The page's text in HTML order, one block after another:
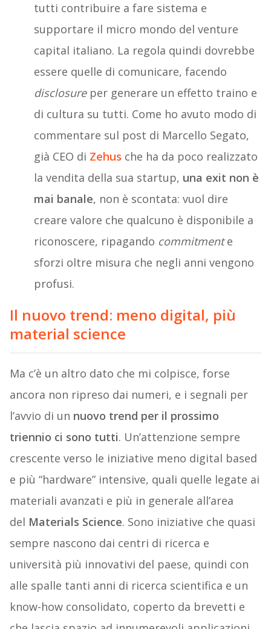
tutti contribuire a fare sistema e
supportare il micro mondo del venture
capital italiano. La regola quindi dovrebbe
essere quelle di comunicare, facendo
disclosureper generare un effetto traino e
di cultura su tutti. Come ho avuto modo di
commentare sul post di Marcello Segato,
già CEO di Zehus che ha da poco realizzato
la vendita della sua startup, una exit non è
mai banale, non è scontata: vuol dire
creare valore che qualcuno è disponibile a
riconoscere, ripagando commitmente
sforzi oltre misura che negli anni vengono
profusi.
Il nuovo trend: meno digital, più
material science
Ma c’è un altro dato che mi colpisce, forse
ancora non ripreso dai numeri, e i segnali per
l’avvio di un nuovo trend per il prossimo
triennio ci sono tutti. Un’attenzione sempre
crescente verso le iniziative meno digital based
e più “hardware” intensive, quali quelle legate ai
materiali avanzati e più in generale all’area
del Materials Science. Sono iniziative che quasi
sempre nascono dai centri di ricerca e
università più innovativi del paese, quindi con
alle spalle tanti anni di ricerca scientifica e un
know-how consolidato, coperto da brevetti e